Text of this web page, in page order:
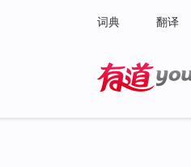
词典 翻译